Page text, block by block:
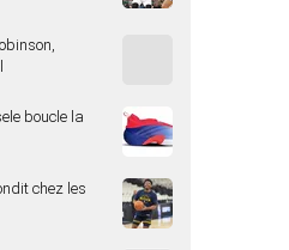
boucle la
chez les